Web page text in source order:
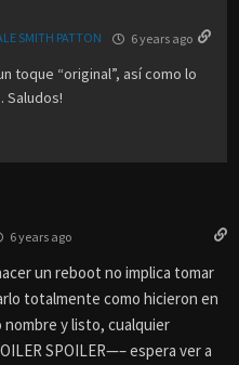
SMITH PATTON 6 years ago
toque “original”, así como lo
Saludos!
6 years ago
un reboot no implica tomar
totalmente como hicieron en
y listo, cualquier
SPOILER—– espera ver a